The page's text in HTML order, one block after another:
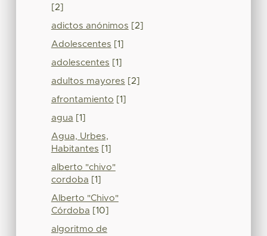
[2]
adictos anónimos [2]
Adolescentes [1]
adolescentes [1]
adultos mayores [2]
afrontamiento [1]
agua [1]
Agua, Urbes,
Habitantes [1]
alberto "chivo"
cordoba [1]
Alberto "Chivo"
Córdoba [10]
algoritmo de